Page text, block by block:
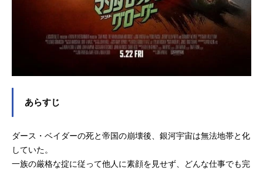
あらすじ
ダース・ベイダーの死と帝国の崩壊後、銀河宇宙は無法地帯と化
していた。
一族の厳格な掟に従って他人に素顔を見せず、どんな仕事でも完